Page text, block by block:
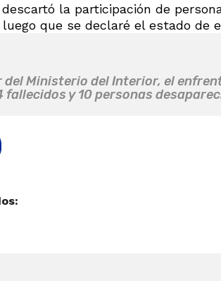
la participación de
que se declaré el estado de
del Ministerio del Interior, el
fallecidos y 10 personas